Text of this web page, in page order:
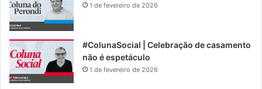
1 de fevereiro de 2026
#ColunaSocial | Celebração de casamento
não é espetáculo
1 de fevereiro de 2026